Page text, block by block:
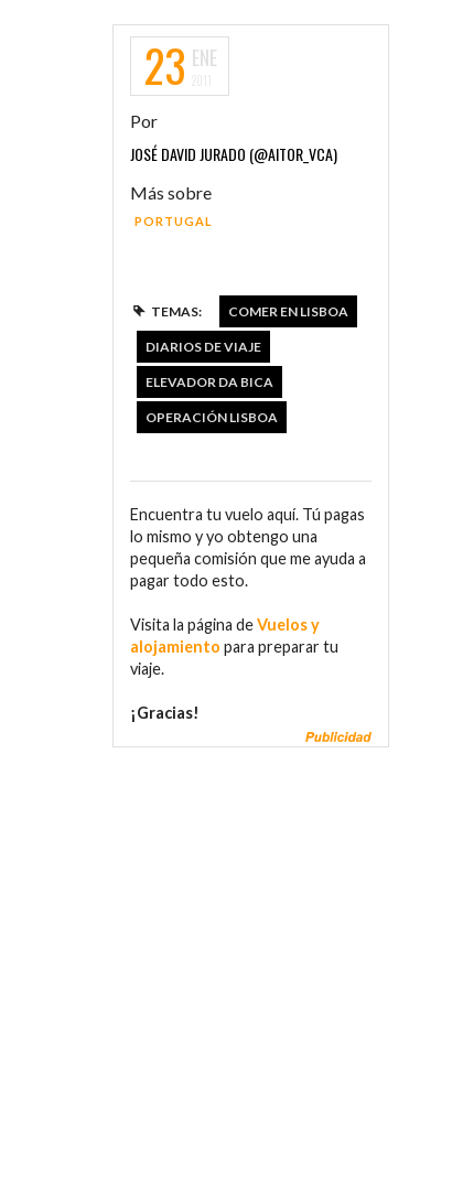
23 ENE
Por
JOSÉ DAVID JURADO (@AITOR_VCA)
Más sobre
PORTUGAL
TEMAS: COMER EN LISBOA
DIARIOS DE VIAJE
ELEVADOR DA BICA
OPERACIÓN LISBOA
Encuentra tu vuelo aquí. Tú pagas
lo mismo y yo obtengo una
pequeña comisión que me ayuda a
pagar todo esto.
Visita la página deVuelos y
alojamiento para preparar tu
viaje.
¡Gracias!